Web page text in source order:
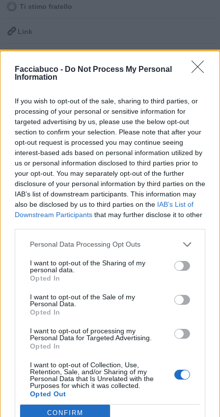
Facciabuco - Do Not Process My Personal
Information
If you wish to opt-out of the sale, sharing to third parties, or
processing of your personal or sensitive information for
targeted advertising by us, please use the below opt-out
section to confirm your selection. Please note that after your
opt-out request is processed you may continue seeing
interest-based ads based on personal information utilized by
us or personal information disclosed to third parties prior to
your opt-out. You may separately opt-out of the further
disclosure of your personal information by third parties on the
IAB’s list of downstream participants. This information may
also be disclosed by us to third parties on the IAB’s List of
Downstream Participants that may further disclose it to other
Personal Data Processing Opt Outs
I want to opt-out of the Sharing of my
personal data.
Opted In
I want to opt-out of the Sale of my
Personal Data.
Opted In
I want to opt-out of processing my
Personal Data for Targeted Advertising.
Opted In
I want to opt-out of Collection, Use,
Retention, Sale, and/or Sharing of my
Personal Data that Is Unrelated with the
Purposes for which it was collected.
Opted Out
CONFIRM
Ti stimo fratello
 Link
razzismo contro i bianchi non fa comodo alla
narrazione anti occidente
·Ti stimo·Rispondi
Nogosukinekinoto: